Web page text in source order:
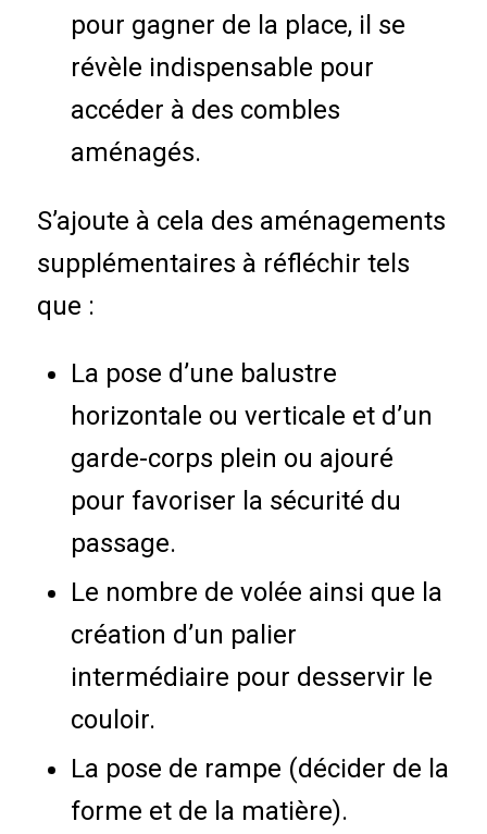
pour gagner de la place, il se
révèle indispensable pour
accéder à des combles
aménagés.
S’ajoute à cela des aménagements
supplémentaires à réfléchir tels
que :
La pose d’une balustre
horizontale ou verticale et d’un
garde-corps plein ou ajouré
pour favoriser la sécurité du
passage.
Le nombre de volée ainsi que la
création d’un palier
intermédiaire pour desservir le
couloir.
La pose de rampe (décider de la
forme et de la matière).